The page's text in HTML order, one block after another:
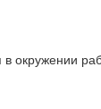
окружении